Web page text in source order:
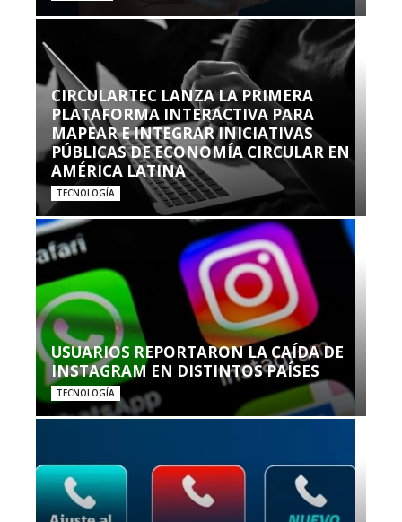
CIRCULARTEC LANZA LA PRIMERA
PLATAFORMA INTERACTIVA PARA
MAPEAR E INTEGRAR INICIATIVAS
PÚBLICAS DE ECONOMÍA CIRCULAR EN
AMÉRICA LATINA
TECNOLOGÍA
USUARIOS REPORTARON LA CAÍDA DE
INSTAGRAM EN DISTINTOS PAÍSES
TECNOLOGÍA